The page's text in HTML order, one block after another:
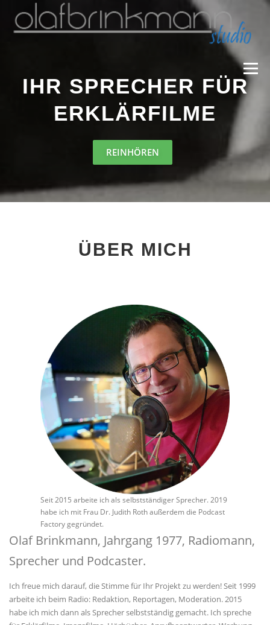
Inhalt
springen
Menü
IMPRESSUM
IHR SPRECHER FÜR
ERKLÄRFILME
REINHÖREN
ÜBER MICH
Seit 2015 arbeite ich als selbstständiger Sprecher. 2019
habe ich mit Frau Dr. Judith Roth außerdem die Podcast
Factory gegründet.
Olaf Brinkmann, Jahrgang 1977, Radiomann,
Sprecher und Podcaster.
Ich freue mich darauf, die Stimme für Ihr Projekt zu werden! Seit 1999
arbeite ich beim Radio: Redaktion, Reportagen, Moderation. 2015
habe ich mich dann als Sprecher selbstständig gemacht. Ich spreche